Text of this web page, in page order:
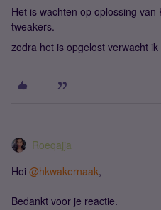
Het is wachten op oplossing
tweakers.
zodra het is opgelost verwacht
Roeqajja
Hoi @hkwakernaak,
Bedankt voor je reactie.